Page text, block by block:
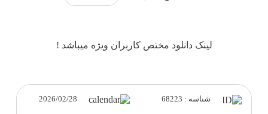
لینک دانلود مختص کاربران ویژه میباشد !
شناسه : 68223